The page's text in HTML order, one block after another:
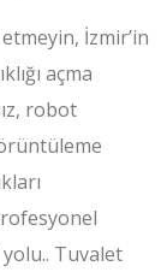
İzmir’in
açma
robot
Tuvalet